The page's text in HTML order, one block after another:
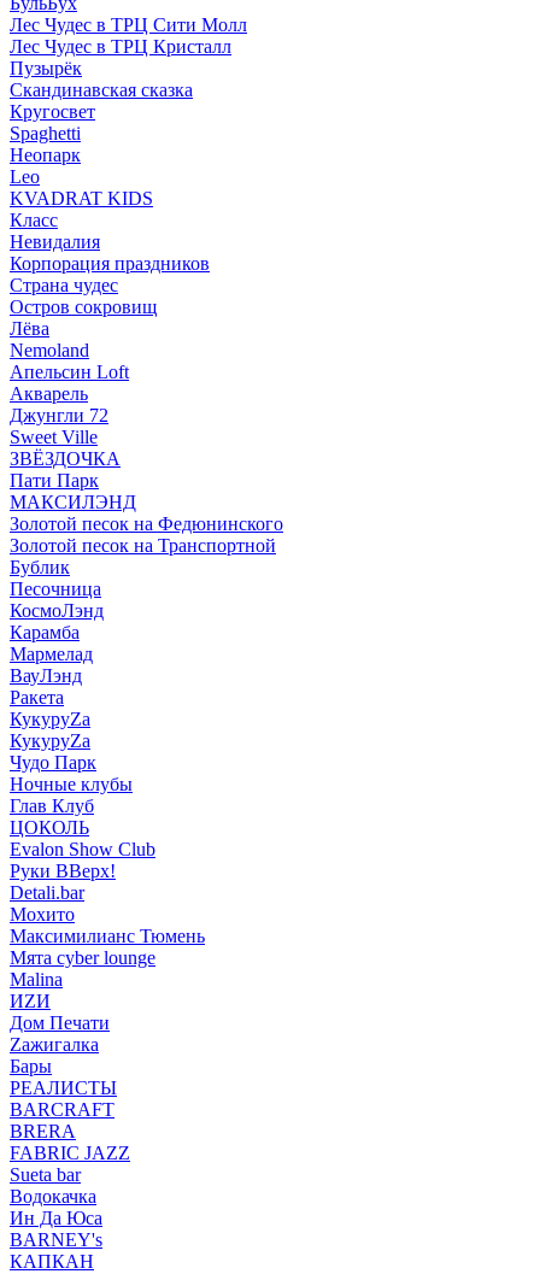
Лес Чудес в ТРЦ Сити Молл
Лес Чудес в ТРЦ Кристалл
Пузырëк
Скандинавская сказка
Кругосвет
Spaghetti
Неопарк
Leo
KVADRAT KIDS
Класс
Невидалия
Корпорация праздников
Страна чудес
Остров сокровищ
Лёва
Nemoland
Апельсин Loft
Акварель
Джунгли 72
Sweet Ville
ЗВЁЗДОЧКА
Пати Парк
МАКСИЛЭНД
Золотой песок на Федюнинского
Золотой песок на Транспортной
Бублик
Песочница
КосмоЛэнд
Карамба
Мармелад
ВауЛэнд
Ракета
КукуруZа
КукуруZа
Чудо Парк
Ночные клубы
Глав Клуб
ЦОКОЛЬ
Evalon Show Club
Руки ВВерх!
Detali.bar
Мохито
Максимилианс Тюмень
Мята cyber lounge
Malina
ИZИ
Дом Печати
Zажигалка
Бары
РЕАЛИСТЫ
BARCRAFT
BRERA
FABRIC JAZZ
Sueta bar
Водокачка
Ин Да Юса
BARNEY's
КАПКАН